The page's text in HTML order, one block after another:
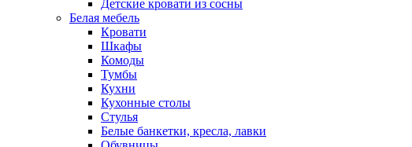
Детские кровати из сосны
Белая мебель
Кровати
Шкафы
Комоды
Тумбы
Кухни
Кухонные столы
Стулья
Белые банкетки, кресла, лавки